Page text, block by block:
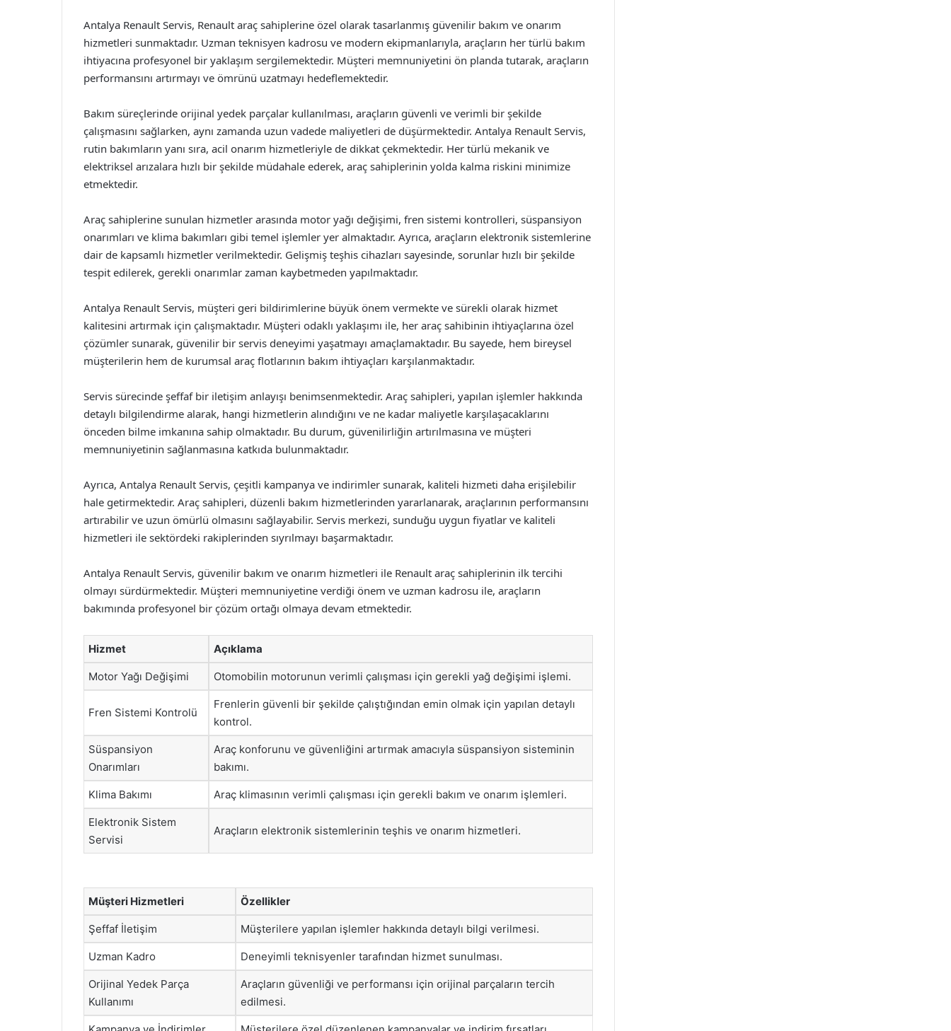
Antalya Renault Servis, Renault araç sahiplerine özel olarak tasarlanmış güvenilir bakım ve onarım
hizmetleri sunmaktadır. Uzman teknisyen kadrosu ve modern ekipmanlarıyla, araçların her türlü bakım
ihtiyacına profesyonel bir yaklaşım sergilemektedir. Müşteri memnuniyetini ön planda tutarak, araçların
performansını artırmayı ve ömrünü uzatmayı hedeflemektedir.
Bakım süreçlerinde orijinal yedek parçalar kullanılması, araçların güvenli ve verimli bir şekilde
çalışmasını sağlarken, aynı zamanda uzun vadede maliyetleri de düşürmektedir. Antalya Renault Servis,
rutin bakımların yanı sıra, acil onarım hizmetleriyle de dikkat çekmektedir. Her türlü mekanik ve
elektriksel arızalara hızlı bir şekilde müdahale ederek, araç sahiplerinin yolda kalma riskini minimize
etmektedir.
Araç sahiplerine sunulan hizmetler arasında motor yağı değişimi, fren sistemi kontrolleri, süspansiyon
onarımları ve klima bakımları gibi temel işlemler yer almaktadır. Ayrıca, araçların elektronik sistemlerine
dair de kapsamlı hizmetler verilmektedir. Gelişmiş teşhis cihazları sayesinde, sorunlar hızlı bir şekilde
tespit edilerek, gerekli onarımlar zaman kaybetmeden yapılmaktadır.
Antalya Renault Servis, müşteri geri bildirimlerine büyük önem vermekte ve sürekli olarak hizmet
kalitesini artırmak için çalışmaktadır. Müşteri odaklı yaklaşımı ile, her araç sahibinin ihtiyaçlarına özel
çözümler sunarak, güvenilir bir servis deneyimi yaşatmayı amaçlamaktadır. Bu sayede, hem bireysel
müşterilerin hem de kurumsal araç flotlarının bakım ihtiyaçları karşılanmaktadır.
Servis sürecinde şeffaf bir iletişim anlayışı benimsenmektedir. Araç sahipleri, yapılan işlemler hakkında
detaylı bilgilendirme alarak, hangi hizmetlerin alındığını ve ne kadar maliyetle karşılaşacaklarını
önceden bilme imkanına sahip olmaktadır. Bu durum, güvenilirliğin artırılmasına ve müşteri
memnuniyetinin sağlanmasına katkıda bulunmaktadır.
Ayrıca, Antalya Renault Servis, çeşitli kampanya ve indirimler sunarak, kaliteli hizmeti daha erişilebilir
hale getirmektedir. Araç sahipleri, düzenli bakım hizmetlerinden yararlanarak, araçlarının performansını
artırabilir ve uzun ömürlü olmasını sağlayabilir. Servis merkezi, sunduğu uygun fiyatlar ve kaliteli
hizmetleri ile sektördeki rakiplerinden sıyrılmayı başarmaktadır.
Antalya Renault Servis, güvenilir bakım ve onarım hizmetleri ile Renault araç sahiplerinin ilk tercihi
olmayı sürdürmektedir. Müşteri memnuniyetine verdiği önem ve uzman kadrosu ile, araçların
bakımında profesyonel bir çözüm ortağı olmaya devam etmektedir.
Hizmet Açıklama
Motor Yağı Değişimi Otomobilin motorunun verimli çalışması için gerekli yağ değişimi işlemi.
Fren Sistemi Kontrolü
Frenlerin güvenli bir şekilde çalıştığından emin olmak için yapılan detaylı
kontrol.
Süspansiyon
Onarımları
Araç konforunu ve güvenliğini artırmak amacıyla süspansiyon sisteminin
bakımı.
Klima Bakımı Araç klimasının verimli çalışması için gerekli bakım ve onarım işlemleri.
Elektronik Sistem
Servisi
Araçların elektronik sistemlerinin teşhis ve onarım hizmetleri.
Müşteri Hizmetleri Özellikler
Şeffaf İletişim Müşterilere yapılan işlemler hakkında detaylı bilgi verilmesi.
Uzman Kadro Deneyimli teknisyenler tarafından hizmet sunulması.
Orijinal Yedek Parça
Kullanımı
Araçların güvenliği ve performansı için orijinal parçaların tercih
edilmesi.